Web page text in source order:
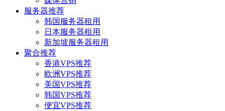
服务器推荐
韩国服务器租用
日本服务器租用
新加坡服务器租用
聚合推荐
香港VPS推荐
欧洲VPS推荐
美国VPS推荐
韩国VPS推荐
便宜VPS推荐